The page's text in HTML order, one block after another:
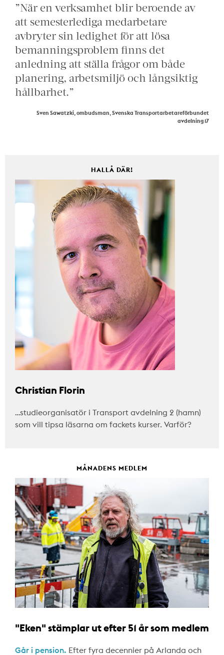
”När en verksamhet blir beroende av
att semesterlediga medarbetare
avbryter sin ledighet för att lösa
bemanningsproblem finns det
anledning att ställa frågor om både
planering, arbetsmiljö och långsiktig
hållbarhet.”
Sven Sawatzki, ombudsman, Svenska Transportarbetareförbundet
avdelning 17
HALLÅ DÄR!
Christian Florin
…studieorganisatör i Transport avdelning 2 (hamn)
som vill tipsa läsarna om fackets kurser. Varför?
MÅNADENS MEDLEM
"Eken" stämplar ut efter 51 år som medlem
Går i pension. Efter fyra decennier på Arlanda och